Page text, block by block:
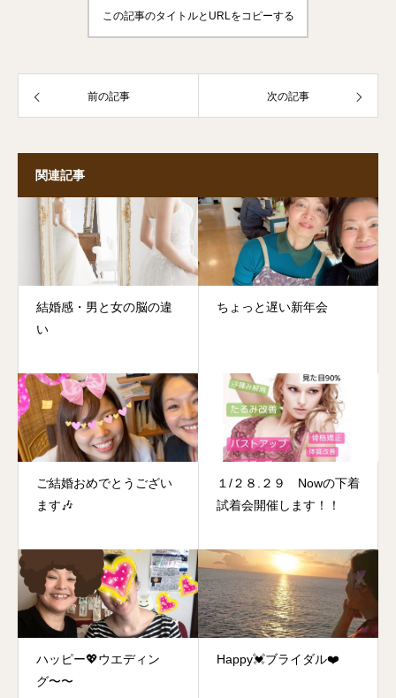
この記事のタイトルとURLをコピーする
前の記事 次の記事
関連記事
結婚感・男と女の脳の違
い
ちょっと遅い新年会
ご結婚おめでとうござい
ます🎶
１/２８.２９ Nowの下着
試着会開催します！！
ハッピー💖ウエディン
グ〜〜
Happy💓ブライダル❤️